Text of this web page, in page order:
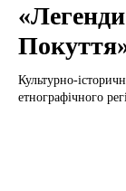
Культурно-
етнографічного